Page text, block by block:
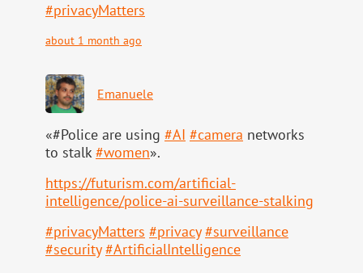
#privacyMatters
about 1 month ago
Emanuele
«#Police are using #AI #camera networks
to stalk#women».
https://futurism.com/artificial-
intelligence/police-ai-surveillance-stalking
#privacyMatters #privacy #surveillance
#security #ArtificialIntelligence